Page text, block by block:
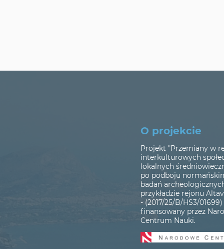
O projekcie
Projekt "Przemiany w
interkulturowych
lokalnych
po podboju
badań
przykładzie rejonu
- (2017/25/B/HS3/01699)
finansowany przez
Centrum Nauki.